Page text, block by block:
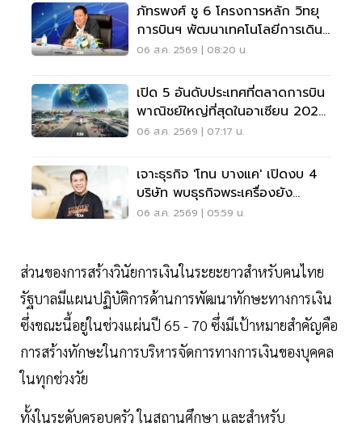
ภัทรพงศ์ ชู 6 โครงการหลัก วิทยุ
การบินฯ พัฒนาเทคโนโลยีการเดิน
อากาศ การบินยุคใหม่
06 ส.ค. 2569 | 08:20 น.
เปิด 5 อันดับประเทศที่ตลาดการบิน
พาณิชย์ใหญ่ที่สุดในอาเซียน 2026
เวียดนามแซงไทยแล้ว
06 ส.ค. 2569 | 07:17 น.
เจาะธุรกิจ 'โทน บางแค' เปิดงบ 4
บริษัท พบธุรกิจพระเครื่องยัง
ขาดทุน
06 ส.ค. 2569 | 05:59 น.
ส่วนของการสร้างวินัยการเงินในระยะยาวสำหรับคนไทย
รัฐบาลมีแผนปฏิบัติการด้านการพัฒนาทักษะทางการเงิน
ซึ่งขณะนี้อยู่ในช่วงแผ่นปี 65 - 70 ซึ่งมีเป้าหมายสำคัญคือ
การสร้างทักษะในการบริหารจัดการทางการเงินของบุคคล
ในทุกช่วงวัย
ทั้งในระดับครอบครัว ในสถานศึกษา และสำหรับ